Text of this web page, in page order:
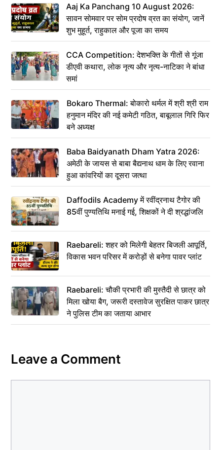
Aaj Ka Panchang 10 August 2026:
सावन सोमवार पर सोम प्रदोष व्रत का संयोग, जानें
शुभ मुहूर्त, राहुकाल और पूजा का समय
CCA Competition: देशभक्ति के गीतों से गूंजा
डीएवी कथारा, लोक नृत्य और नृत्य-नाटिका ने बांधा
समां
Bokaro Thermal: बोकारो थर्मल में श्री श्री राम
हनुमान मंदिर की नई कमेटी गठित, बाबूलाल गिरि फिर
बने अध्यक्ष
Baba Baidyanath Dham Yatra 2026:
अमेठी के जायस से बाबा बैद्यनाथ धाम के लिए रवाना
हुआ कांवरियों का दूसरा जत्था
Daffodils Academy में रवींद्रनाथ टैगोर की
85वीं पुण्यतिथि मनाई गई, शिक्षकों ने दी श्रद्धांजलि
Raebareli: शहर को मिलेगी बेहतर बिजली आपूर्ति,
विकास भवन परिसर में करोड़ों से बनेगा पावर प्लांट
Raebareli: चौकी प्रभारी की मुस्तैदी से छात्र को
मिला खोया बैग, जरूरी दस्तावेज सुरक्षित पाकर छात्र
ने पुलिस टीम का जताया आभार
Leave a Comment